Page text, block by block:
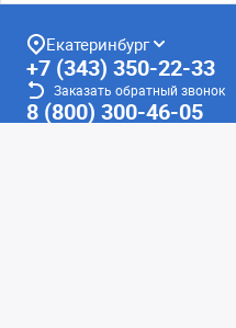
Екатеринбург
+7 (343) 350-22-33
Заказать обратный звонок
8 (800) 300-46-05